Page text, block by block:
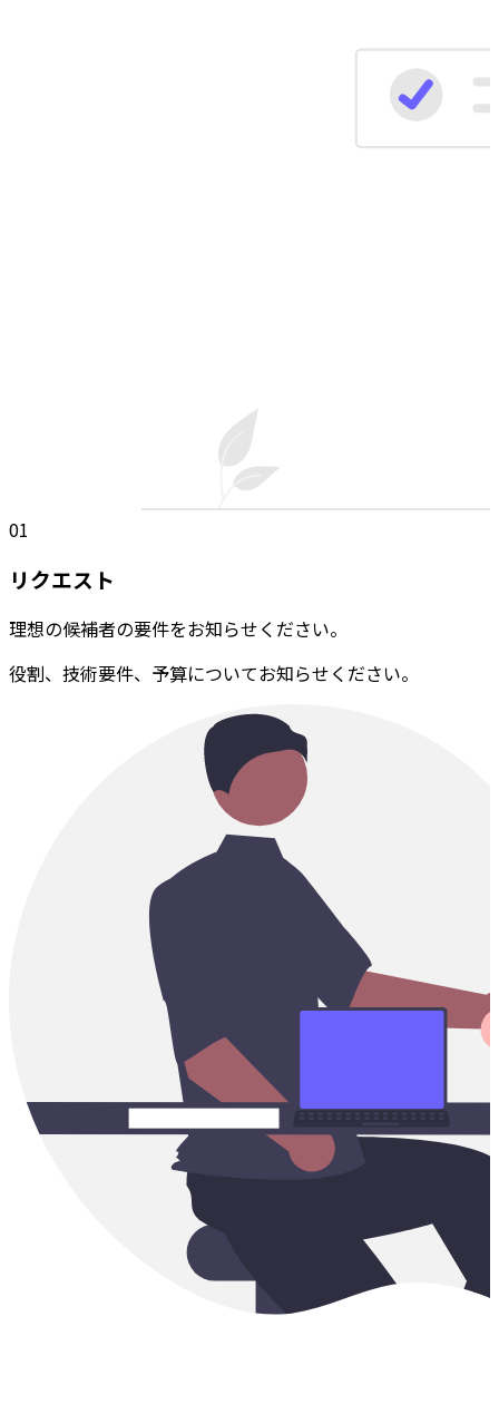
01
リクエスト
理想の候補者の要件をお知らせください。
役割、技術要件、予算についてお知らせください。